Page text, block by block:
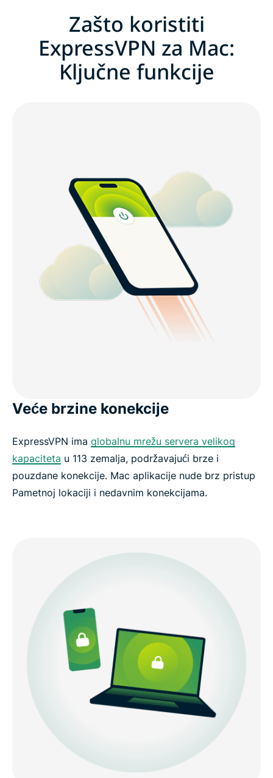
Zašto koristiti
ExpressVPN za Mac:
Ključne funkcije
Veće brzine konekcije
ExpressVPN ima globalnu mrežu servera velikog
kapaciteta u 113 zemalja, podržavajući brze i
pouzdane konekcije. Mac aplikacije nude brz pristup
Pametnoj lokaciji i nedavnim konekcijama.